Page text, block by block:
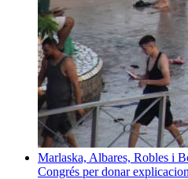
Marlaska, Albares, Robles i
Congrés per donar